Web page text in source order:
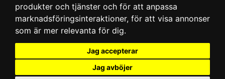
produkter och tjänster och för att anpassa
marknadsföringsinteraktioner, för att visa annonser
som är mer relevanta för dig.
Jag accepterar
Jag avböjer